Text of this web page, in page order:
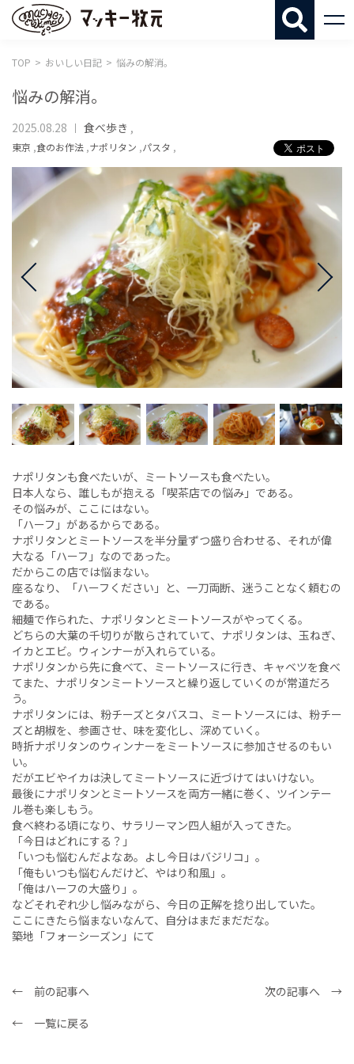
TOP おいしい日記 悩みの解消。
悩みの解消。
2025.08.28 食べ歩き ,
東京 ,食のお作法 ,ナポリタン ,パスタ ,
ナポリタンも食べたいが、ミートソースも食べたい。
日本人なら、誰しもが抱える「喫茶店での悩み」である。
その悩みが、ここにはない。
「ハーフ」があるからである。
ナポリタンとミートソースを半分量ずつ盛り合わせる、それが偉
大なる「ハーフ」なのであった。
だからこの店では悩まない。
座るなり、「ハーフください」と、一刀両断、迷うことなく頼むの
である。
細麺で作られた、ナポリタンとミートソースがやってくる。
どちらの大葉の千切りが散らされていて、ナポリタンは、玉ねぎ、
イカとエビ。ウィンナーが入れらている。
ナポリタンから先に食べて、ミートソースに行き、キャベツを食べ
てまた、ナポリタンミートソースと繰り返していくのが常道だろ
う。
ナポリタンには、粉チーズとタバスコ、ミートソースには、粉チー
ズと胡椒を、参画させ、味を変化し、深めていく。
時折ナポリタンのウィンナーをミートソースに参加させるのもい
い。
だがエビやイカは決してミートソースに近づけてはいけない。
最後にナポリタンとミートソースを両方一緒に巻く、ツインテー
ル巻も楽しもう。
食べ終わる頃になり、サラリーマン四人組が入ってきた。
「今日はどれにする？」
「いつも悩むんだよなあ。よし今日はバジリコ」。
「俺もいつも悩むんだけど、やはり和風」。
「俺はハーフの大盛り」。
などそれぞれ少し悩みながら、今日の正解を捻り出していた。
ここにきたら悩まないなんて、自分はまだまだだな。
築地「フォーシーズン」にて
← 前の記事へ
次の記事へ →
← 一覧に戻る